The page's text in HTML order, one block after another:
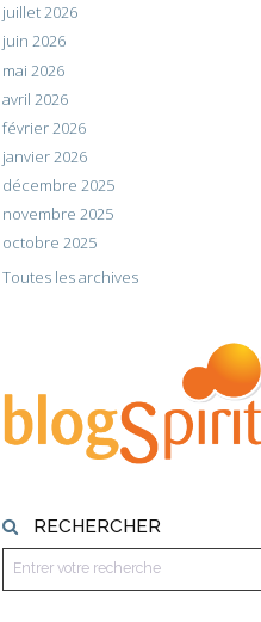
juillet 2026
juin 2026
mai 2026
avril 2026
février 2026
janvier 2026
décembre 2025
novembre 2025
octobre 2025
Toutes les archives
RECHERCHER